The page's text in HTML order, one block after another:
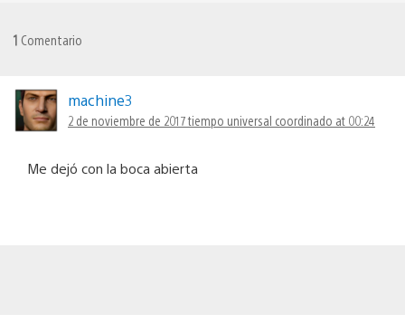
1 Comentario
machine3
2 de noviembre de 2017 tiempo universal coordinado at 00:24
Me dejó con la boca abierta